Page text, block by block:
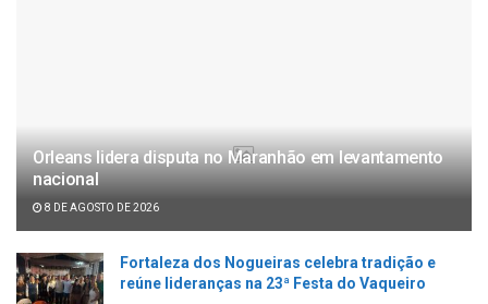
Orleans lidera disputa no Maranhão em levantamento
nacional
8 DE AGOSTO DE 2026
Fortaleza dos Nogueiras celebra tradição e
reúne lideranças na 23ª Festa do Vaqueiro